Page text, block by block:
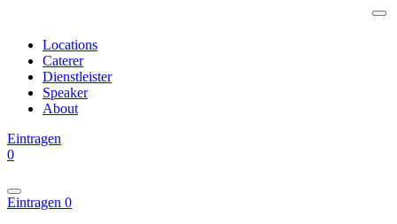
Locations
Caterer
Dienstleister
Speaker
About
Eintragen
0
Eintragen 0